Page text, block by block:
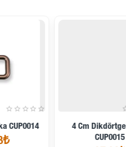
İndirimde
4 Cm Dikdörtgen Toka